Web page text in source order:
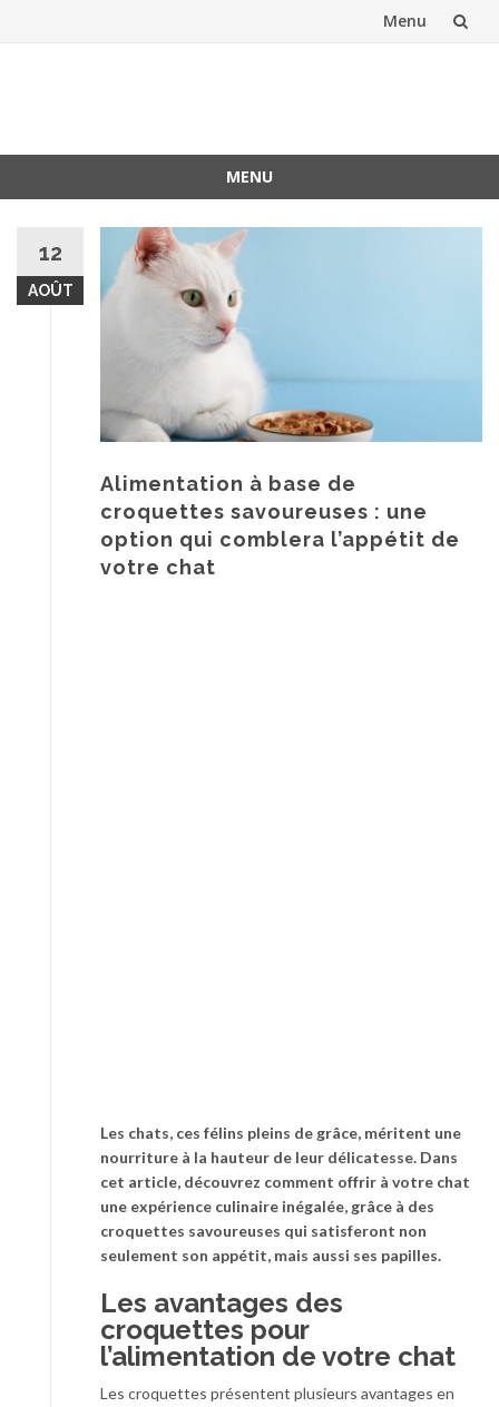
Menu
MENU
contenu
12
AOÛT
Alimentation à base de
croquettes savoureuses : une
option qui comblera l’appétit de
votre chat
Les chats, ces félins pleins de grâce, méritent une
nourriture à la hauteur de leur délicatesse. Dans
cet article, découvrez comment offrir à votre chat
une expérience culinaire inégalée, grâce à des
croquettes savoureuses qui satisferont non
seulement son appétit, mais aussi ses papilles.
Les avantages des
croquettes pour
l’alimentation de votre chat
Les croquettes présentent plusieurs avantages en